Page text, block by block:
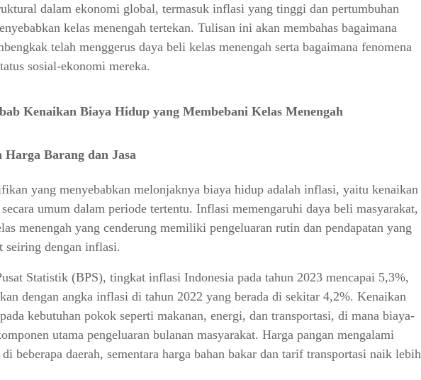
Menengah Terancam Menghilang"
"Peran Kelas Menengah dalam Struktur Sosial"
dalam ekonomi global, termasuk inflasi yang tinggi dan pertumbuhan
kelas menengah tertekan. Tulisan ini akan membahas bagaimana
telah menggerus daya beli kelas menengah serta bagaimana fenomena
sosial-ekonomi mereka.
Kenaikan Biaya Hidup yang Membebani Kelas Menengah
Barang dan Jasa
yang menyebabkan melonjaknya biaya hidup adalah inflasi, yaitu kenaikan
umum dalam periode tertentu. Inflasi memengaruhi daya beli masyarakat,
menengah yang cenderung memiliki pengeluaran rutin dan pendapatan yang
seiring dengan inflasi.
Statistik (BPS), tingkat inflasi Indonesia pada tahun 2023 mencapai 5,3%,
dengan angka inflasi di tahun 2022 yang berada di sekitar 4,2%. Kenaikan
kebutuhan pokok seperti makanan, energi, dan transportasi, di mana biaya-
utama pengeluaran bulanan masyarakat. Harga pangan mengalami
beberapa daerah, sementara harga bahan bakar dan tarif transportasi naik lebih